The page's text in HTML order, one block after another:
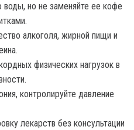
воды, но не заменяйте ее кофе
алкоголя, жирной пищи и
физических нагрузок в
контролируйте давление
лекарств без консультации